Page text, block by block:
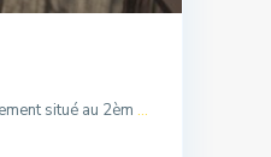
situé au 2èm ...